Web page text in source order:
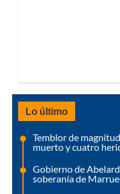
Lo último
Temblor de
muerto y cuatro
Gobierno de
soberanía de